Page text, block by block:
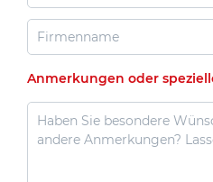
Anmerkungen oder